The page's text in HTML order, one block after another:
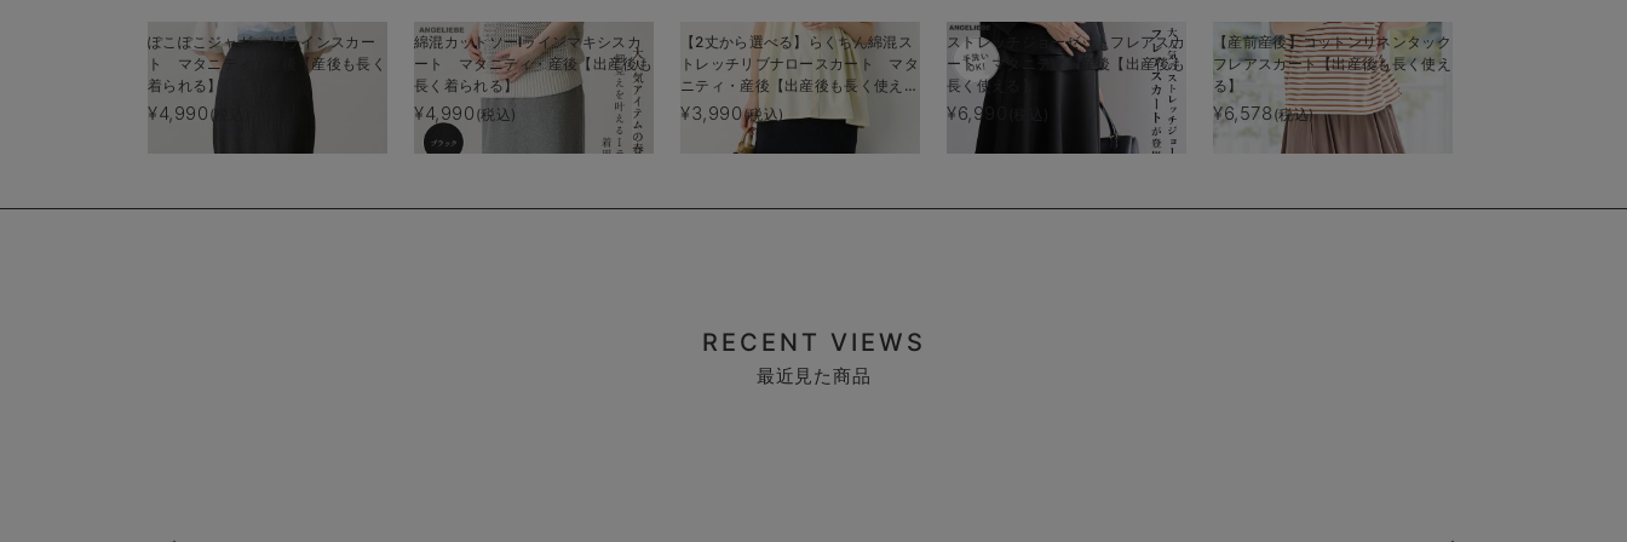
ぽこぽこジャガードIラインスカー
ト マタニティ・産後【産後も長く
着られる】
¥4,990 (税込)
綿混カットソーIラインマキシスカ
ート マタニティ・産後【出産後も
長く着られる】
¥4,990 (税込)
【2丈から選べる】らくちん綿混ス
トレッチリブナロースカート マタ
ニティ・産後【出産後も長く使え
る】
¥3,990(税込)
ストレッチジョーゼットフレアスカ
ート マタニティ・産後【出産後も
長く使える】
¥6,990
【産前産後】コットンリネンタック
フレアスカート【出産後も長く使え
る】
¥6,578 (税込)
RECENT VIEWS
最近見た商品